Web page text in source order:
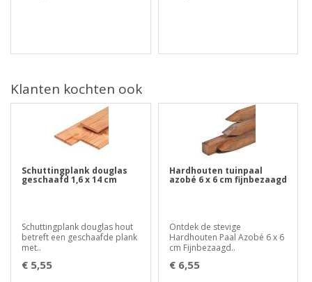
Klanten kochten ook
Schuttingplank douglas
geschaafd 1,6 x 14 cm
Schuttingplank douglas hout
betreft een geschaafde plank
met..
€ 5,55
Hardhouten tuinpaal
azobé 6 x 6 cm fijnbezaagd
Ontdek de stevige
Hardhouten Paal Azobé 6 x 6
cm Fijnbezaagd..
€ 6,55